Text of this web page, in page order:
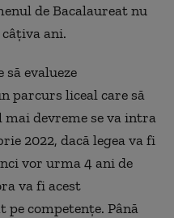
de Bacalaureat nu
ani.
să evalueze
parcurs liceal care să
mai devreme se va intra
2022, dacă legea va fi
vor urma 4 ani de
va fi acest
pe competențe. Până